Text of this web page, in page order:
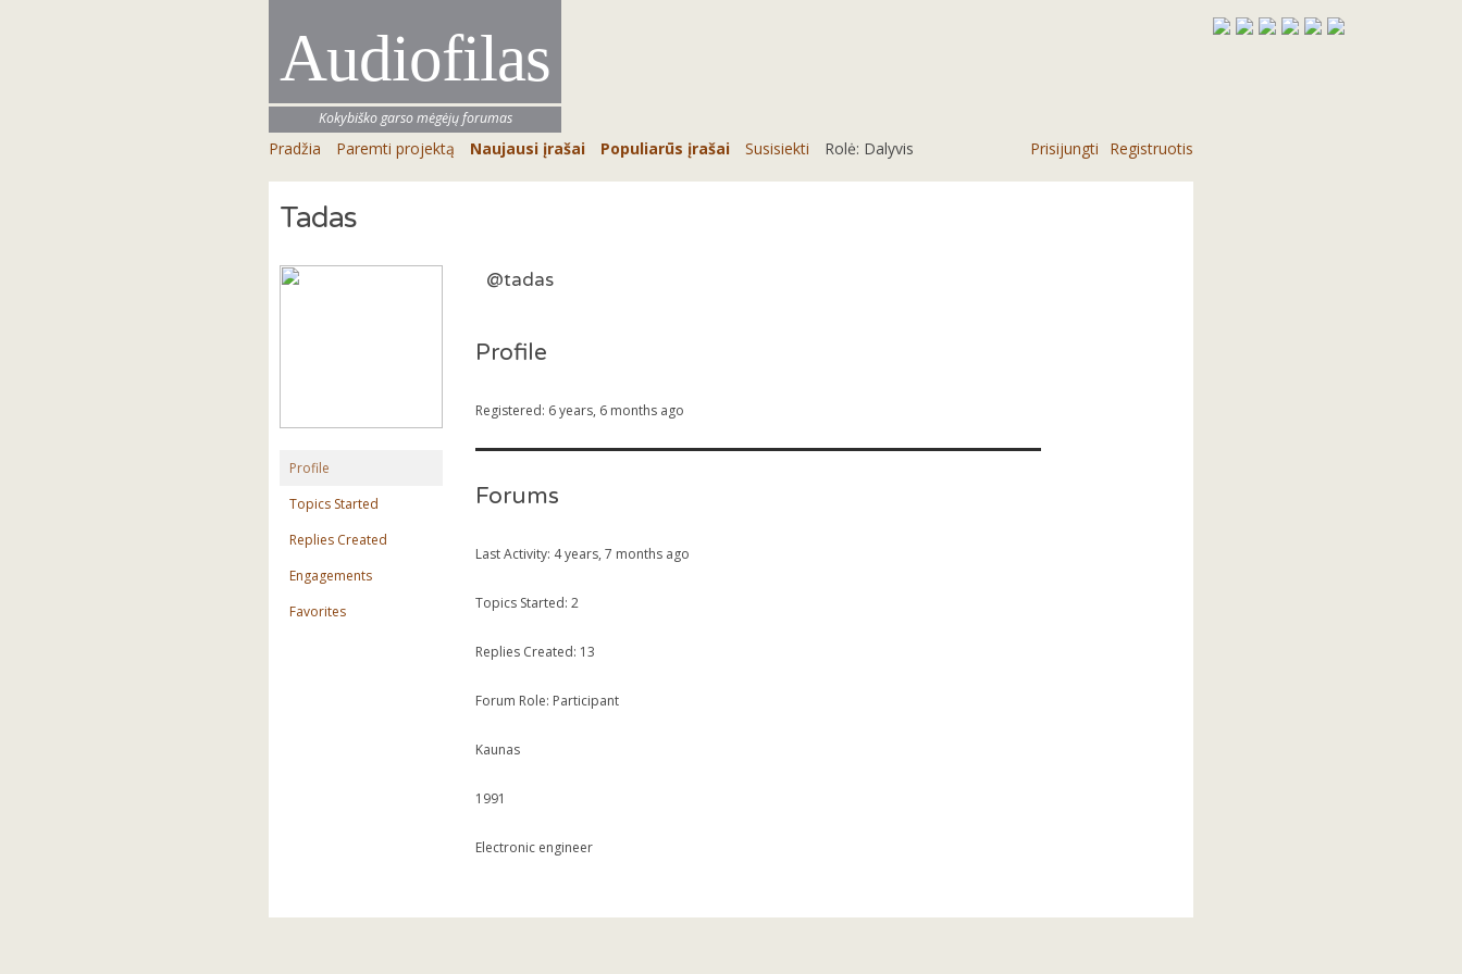
Audiofilas
Kokybiško garso mėgėjų forumas
Pradžia Paremti projektą Naujausi įrašai Populiarūs įrašai Susisiekti Rolė: Dalyvis Prisijungti Registruotis
Tadas
Profile
Topics Started
Replies Created
Engagements
Favorites
@tadas
Profile
Registered: 6 years, 6 months ago
Forums
Last Activity: 4 years, 7 months ago
Topics Started: 2
Replies Created: 13
Forum Role: Participant
Kaunas
1991
Electronic engineer